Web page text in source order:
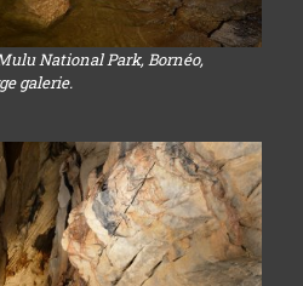
National Park, Bornéo,
galerie.